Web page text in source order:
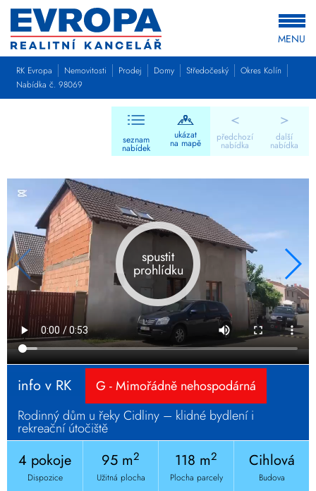
MENU
RK Evropa Nemovitosti Prodej Domy Středočeský
Okres Kolín
Nabídka č. 98069
<
předchozí
nabídka
seznam
nabídek
ukázat
na mapě
>
další
nabídka
spustit
prohlídku
info v RK
G - Mimořádně nehospodárná
Rodinný dům u řeky Cidliny – klidné bydlení i
rekreační útočiště
4 pokoje
Dispozice
95 m2
Užitná plocha
118 m2
Plocha parcely
Cihlová
Budova